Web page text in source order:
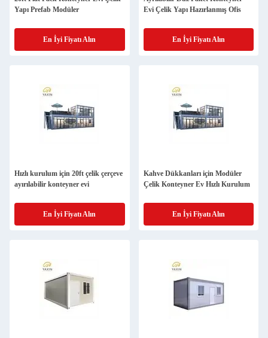
Yapı Prefab Modüler
En İyi Fiyatı Alın
Evi Çelik Yapı Hazırlanmış Ofis
En İyi Fiyatı Alın
Hızlı kurulum için 20ft çelik çerçeve
ayırılabilir konteyner evi
En İyi Fiyatı Alın
Kahve Dükkanları için Modüler
Çelik Konteyner Ev Hızlı Kurulum
En İyi Fiyatı Alın